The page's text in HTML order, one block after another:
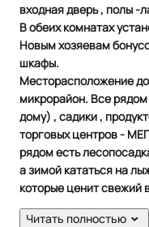
входная дверь , полы -
В обеих комнатах
Новым хозяевам
шкафы.
Месторасположение
микрорайон. Все
дому) , садики ,
торговых центров -
рядом есть
а зимой кататься на
которые ценит свежий
безопасность.
Читать полностью